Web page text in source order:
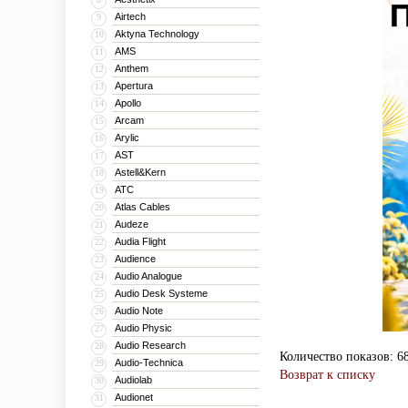
9 Airtech
10 Aktyna Technology
11 AMS
12 Anthem
13 Apertura
14 Apollo
15 Arcam
16 Arylic
17 AST
18 Astell&Kern
19 ATC
20 Atlas Cables
21 Audeze
22 Audia Flight
23 Audience
24 Audio Analogue
25 Audio Desk Systeme
26 Audio Note
27 Audio Physic
28 Audio Research
29 Audio-Technica
30 Audiolab
31 Audionet
Количество показов:
Возврат к списку